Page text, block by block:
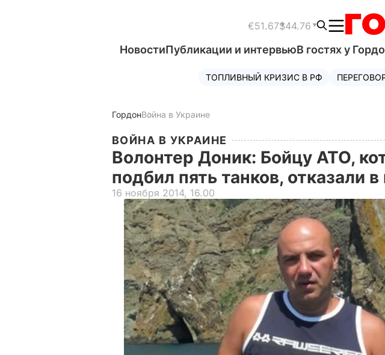
€51.67$44.76
НовостиПубликации и интервьюВ гостях у
ТОПЛИВНЫЙ КРИЗИС В РФ
ГордонВойна в Украине
ВОЙНА В УКРАИНЕ
Волонтер Доник: Бойцу АТО,
подбил пять танков, отказали в
16 ноября 2014, 16.00